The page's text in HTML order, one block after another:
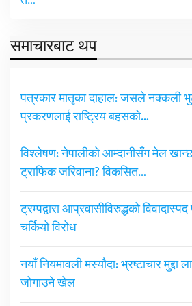
समाचारबाट थप
पत्रकार मातृका दाहाल: जसले नक्कली
प्रकरणलाई राष्ट्रिय बहसको…
विश्लेषण: नेपालीको आम्दानीसँग मेल
ट्राफिक जरिवाना? विकसित…
ट्रम्पद्वारा आप्रवासीविरुद्धको
चर्कियो विरोध
नयाँ नियमावली मस्यौदा: भ्रष्टाचार मुद्दा
जोगाउने खेल